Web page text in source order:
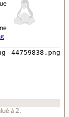
44759838.png
à 2.